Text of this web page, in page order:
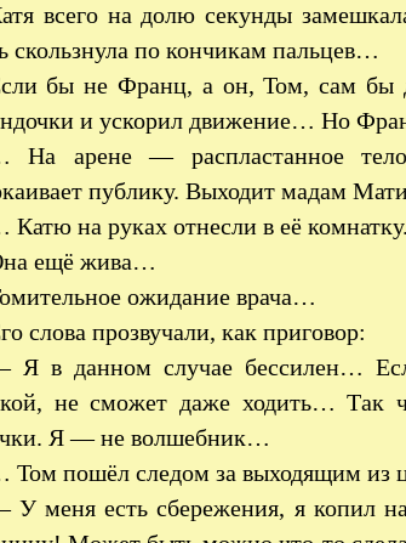
всего на долю секунды
скользнула по кончикам пальцев…
бы не Франц, а он, Том, сам бы
и ускорил движение… Но
На арене — распластанное
публику. Выходит мадам
Катю на руках отнесли в её комнатку.
ещё жива…
ожидание врача…
слова прозвучали, как приговор:
Я в данном случае бессилен…
не сможет даже ходить… Так
Я — не волшебник…
Том пошёл следом за выходящим из
У меня есть сбережения, я копил